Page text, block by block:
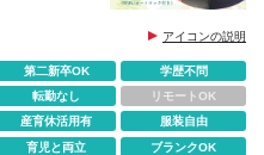
100％など
アイコンの説明
第二新卒OK
学歴不問
転勤なし
リモートOK
産育休活用有
服装自由
育児と両立
ブランクOK